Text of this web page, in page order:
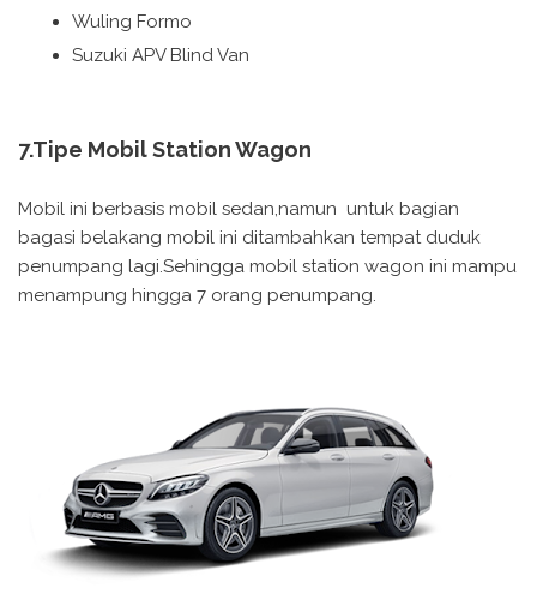
Wuling Formo
Suzuki APV Blind Van
7.Tipe Mobil Station Wagon
Mobil ini berbasis mobil sedan,namun untuk bagian
bagasi belakang mobil ini ditambahkan tempat duduk
penumpang lagi.Sehingga mobil station wagon ini mampu
menampung hingga 7 orang penumpang.